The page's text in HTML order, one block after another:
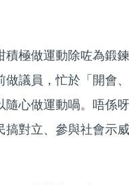
積極做運動除咗為鍛
做議員，忙於「開會
隨心做運動喎。唔係
搞對立、參與社會示威